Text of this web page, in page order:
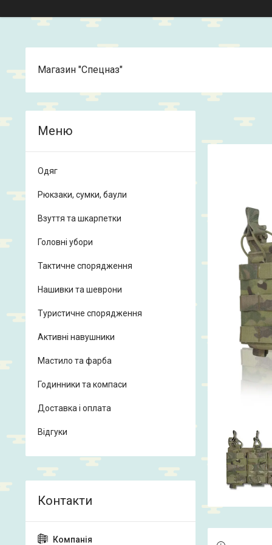
Магазин "Спецназ"
Одяг
Рюкзаки, сумки, баули
Взуття та шкарпетки
Головні убори
Тактичне спорядження
Нашивки та шеврони
Туристичне спорядження
Активні навушники
Мастило та фарба
Годинники та компаси
Доставка і оплата
Відгуки